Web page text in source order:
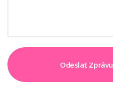
Odeslat Zprávu